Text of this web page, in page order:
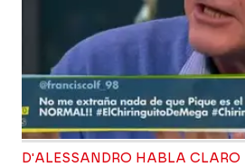
D'ALESSANDRO HABLA CLARO